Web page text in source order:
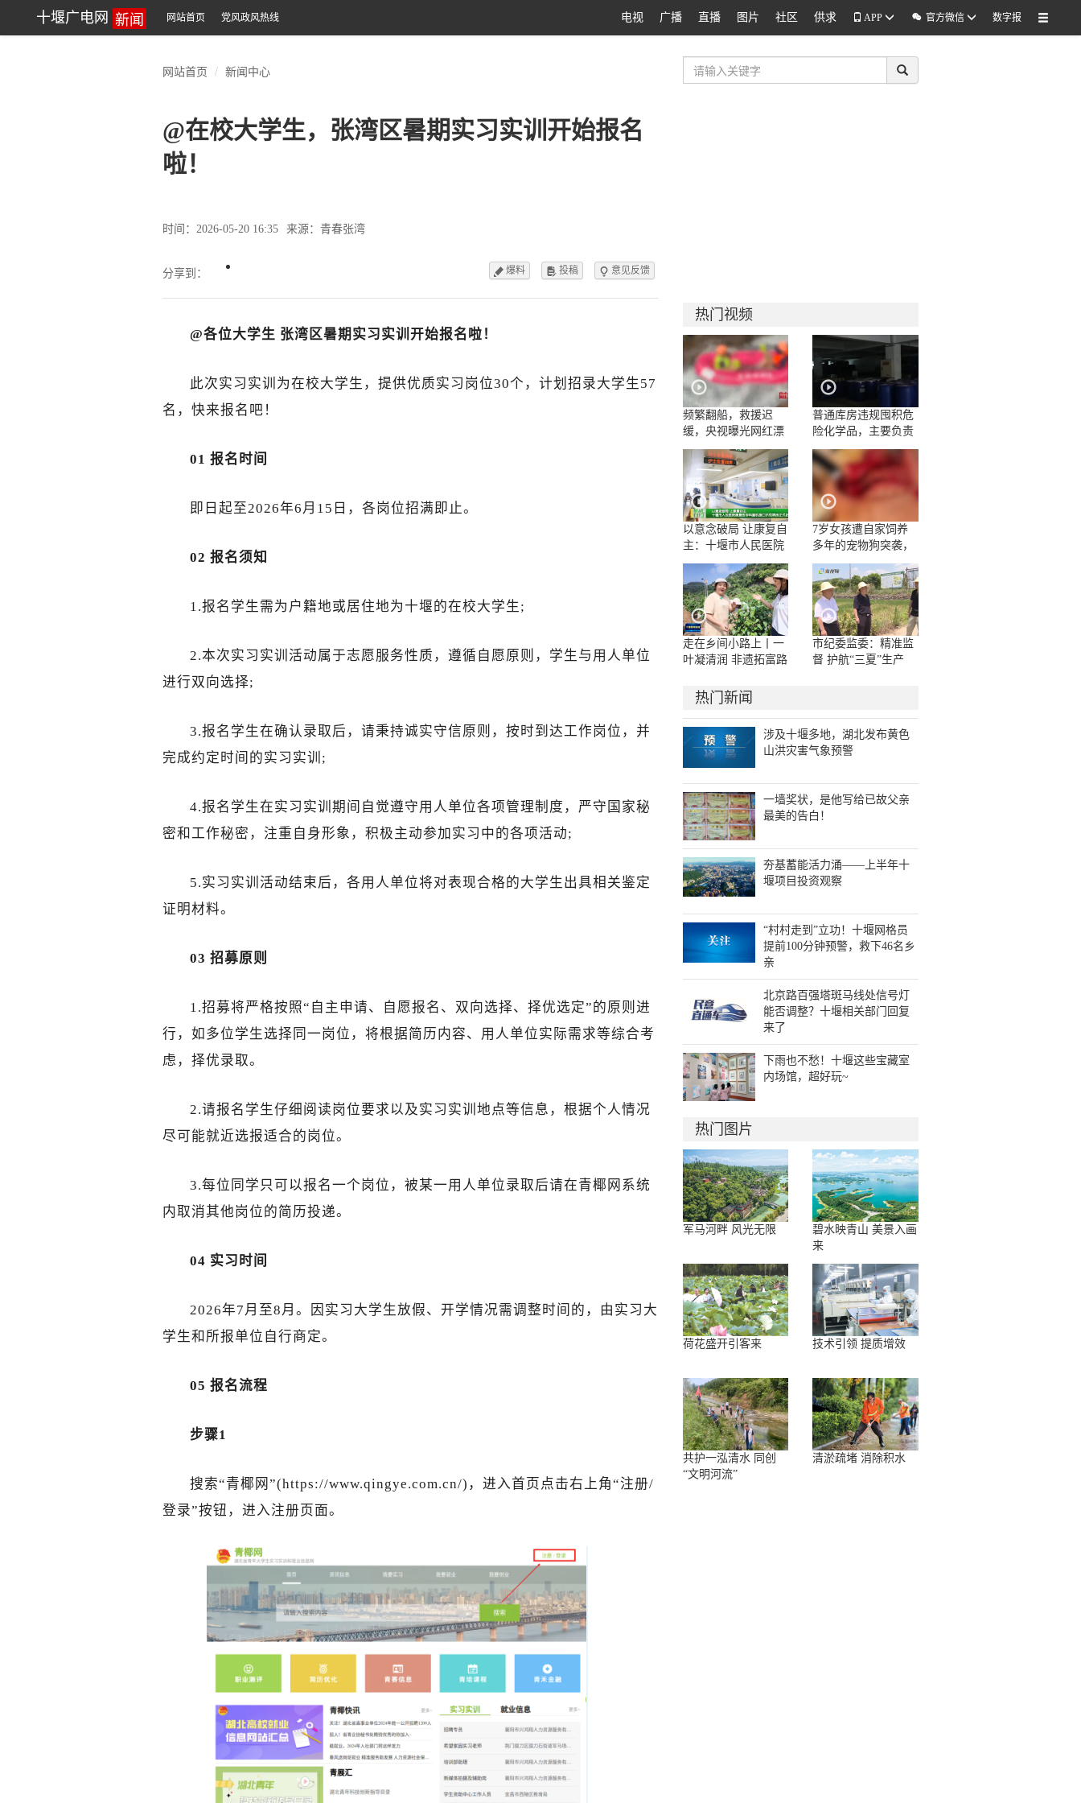
十堰广电网 新闻 网站首页 党风政风热线 电视 广播 直播 图片 社区 供求 APP  官方微信 数字报
网站首页 新闻中心
@在校大学生，张湾区暑期实习实训开始报名
啦！
时间：2026-05-20 16:35 来源：青春张湾
分享到： 爆料  投稿  意见反馈
@各位大学生 张湾区暑期实习实训开始报名啦！
此次实习实训为在校大学生，提供优质实习岗位30个，计划招录大学生57
名，快来报名吧！
01 报名时间
即日起至2026年6月15日，各岗位招满即止。
02 报名须知
1.报名学生需为户籍地或居住地为十堰的在校大学生;
2.本次实习实训活动属于志愿服务性质，遵循自愿原则，学生与用人单位
进行双向选择;
3.报名学生在确认录取后，请秉持诚实守信原则，按时到达工作岗位，并
完成约定时间的实习实训;
4.报名学生在实习实训期间自觉遵守用人单位各项管理制度，严守国家秘
密和工作秘密，注重自身形象，积极主动参加实习中的各项活动;
5.实习实训活动结束后，各用人单位将对表现合格的大学生出具相关鉴定
证明材料。
03 招募原则
1.招募将严格按照“自主申请、自愿报名、双向选择、择优选定”的原则进
行，如多位学生选择同一岗位，将根据简历内容、用人单位实际需求等综合考
虑，择优录取。
2.请报名学生仔细阅读岗位要求以及实习实训地点等信息，根据个人情况
尽可能就近选报适合的岗位。
3.每位同学只可以报名一个岗位，被某一用人单位录取后请在青椰网系统
内取消其他岗位的简历投递。
04 实习时间
2026年7月至8月。因实习大学生放假、开学情况需调整时间的，由实习大
学生和所报单位自行商定。
05 报名流程
步骤1
搜索“青椰网”(https://www.qingye.com.cn/)， 进入首页 点击右上角“注册/
登录”按钮， 进入注册页面。
热门视频
频繁翻船，救援迟
缓，央视曝光网红漂
流乱象
普通库房违规囤积危
险化学品，主要负责
人一问三不知
以意念破局 让康复自
主：十堰市人民医院
康复医学科脑机接口
示范病房正式启用
7岁女孩遭自家饲养
多年的宠物狗突袭，
面部被咬伤10多处，
嘴唇被撕裂
走在乡间小路上丨一
叶凝清润 非遗拓富路
市纪委监委：精准监
督 护航“三夏”生产
热门新闻
涉及十堰多地，湖北发布黄色
山洪灾害气象预警
一墙奖状，是他写给已故父亲
最美的告白！
夯基蓄能活力涌——上半年十
堰项目投资观察
“村村走到”立功！十堰网格员
提前100分钟预警，救下46名乡
亲
北京路百强塔斑马线处信号灯
能否调整？十堰相关部门回复
来了
下雨也不愁！十堰这些宝藏室
内场馆，超好玩~
热门图片
军马河畔 风光无限
碧水映青山 美景入画
来
荷花盛开引客来 技术引领 提质增效
共护一泓清水 同创
“文明河流”
清淤疏堵 消除积水